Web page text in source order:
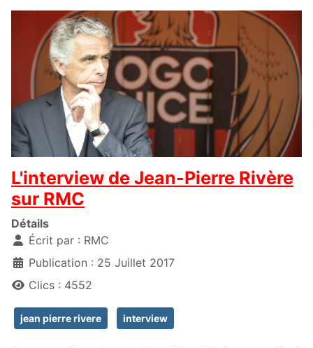
L'interview de Jean-Pierre Rivère
sur RMC
Détails
Écrit par : RMC
Publication : 25 Juillet 2017
Clics : 4552
jean pierre rivere interview